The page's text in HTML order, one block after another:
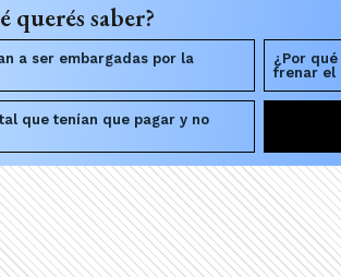
querés saber?
a ser embargadas por la
¿Por
frenar el
que tenían que pagar y no